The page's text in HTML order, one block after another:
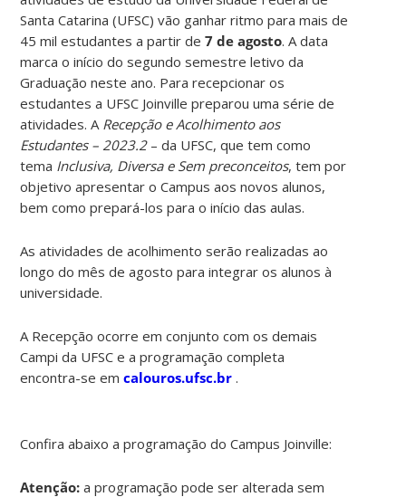
Santa Catarina (UFSC) vão ganhar ritmo para mais de
45 mil estudantes a partir de 7 de agosto. A data
marca o início do segundo semestre letivo da
Graduação neste ano. Para recepcionar os
estudantes a UFSC Joinville preparou uma série de
atividades. A Recepção e Acolhimento aos
Estudantes – 2023.2– da UFSC, que tem como
tema Inclusiva, Diversa e Sem preconceitos, tem por
objetivo apresentar o Campus aos novos alunos,
bem como prepará-los para o início das aulas.
As atividades de acolhimento serão realizadas ao
longo do mês de agosto para integrar os alunos à
universidade.
A Recepção ocorre em conjunto com os demais
Campi da UFSC e a programação completa
encontra-se emcalouros.ufsc.br .
Confira abaixo a programação do Campus Joinville:
Atenção: a programação pode ser alterada sem